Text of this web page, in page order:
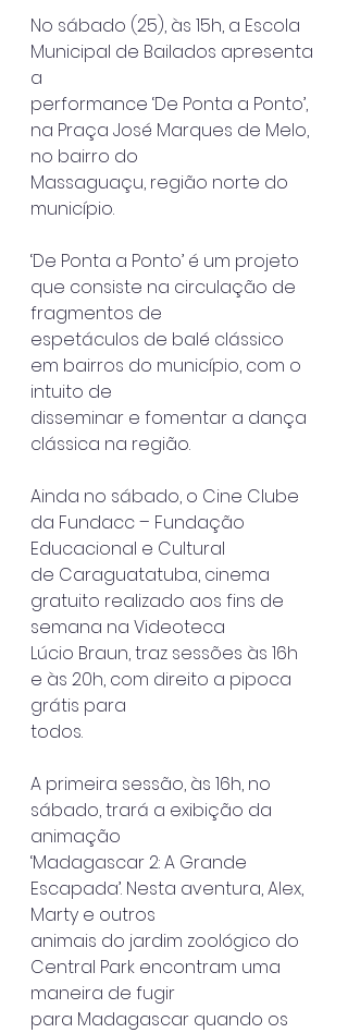
No sábado (25), às 15h, a Escola
Municipal de Bailados apresenta
a
performance ‘De Ponta a Ponto’,
na Praça José Marques de Melo,
no bairro do
Massaguaçu, região norte do
município.
‘De Ponta a Ponto’ é um projeto
que consiste na circulação de
fragmentos de
espetáculos de balé clássico
em bairros do município, com o
intuito de
disseminar e fomentar a dança
clássica na região.
Ainda no sábado, o Cine Clube
da Fundacc – Fundação
Educacional e Cultural
de Caraguatatuba, cinema
gratuito realizado aos fins de
semana na Videoteca
Lúcio Braun, traz sessões às 16h
e às 20h, com direito a pipoca
grátis para
todos.
A primeira sessão, às 16h, no
sábado, trará a exibição da
animação
‘Madagascar 2: A Grande
Escapada’. Nesta aventura, Alex,
Marty e outros
animais do jardim zoológico do
Central Park encontram uma
maneira de fugir
para Madagascar quando os